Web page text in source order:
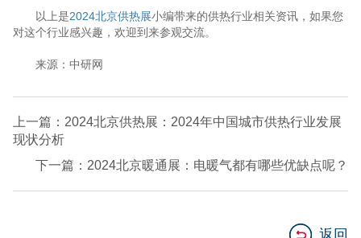
以上是2024北京供热展小编带来的供热行业相关资讯，如果您
对这个行业感兴趣，欢迎到来参观交流。
来源：中研网
上一篇：2024北京供热展：2024年中国城市供热行业发展
现状分析
下一篇：2024北京暖通展：电暖气都有哪些优缺点呢？
返回